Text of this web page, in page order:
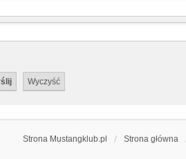
Strona Mustangklub.pl Strona główna